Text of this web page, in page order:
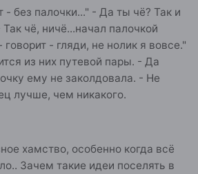
- без палочки..." - Да ты чё? Так и
чё, ничё...начал палочкой
- гляди, не нолик я вовсе."
из них путевой пары. - Да
ему не заколдовала. - Не
лучше, чем никакого.
хамство, особенно когда всё
Зачем такие идеи поселять в